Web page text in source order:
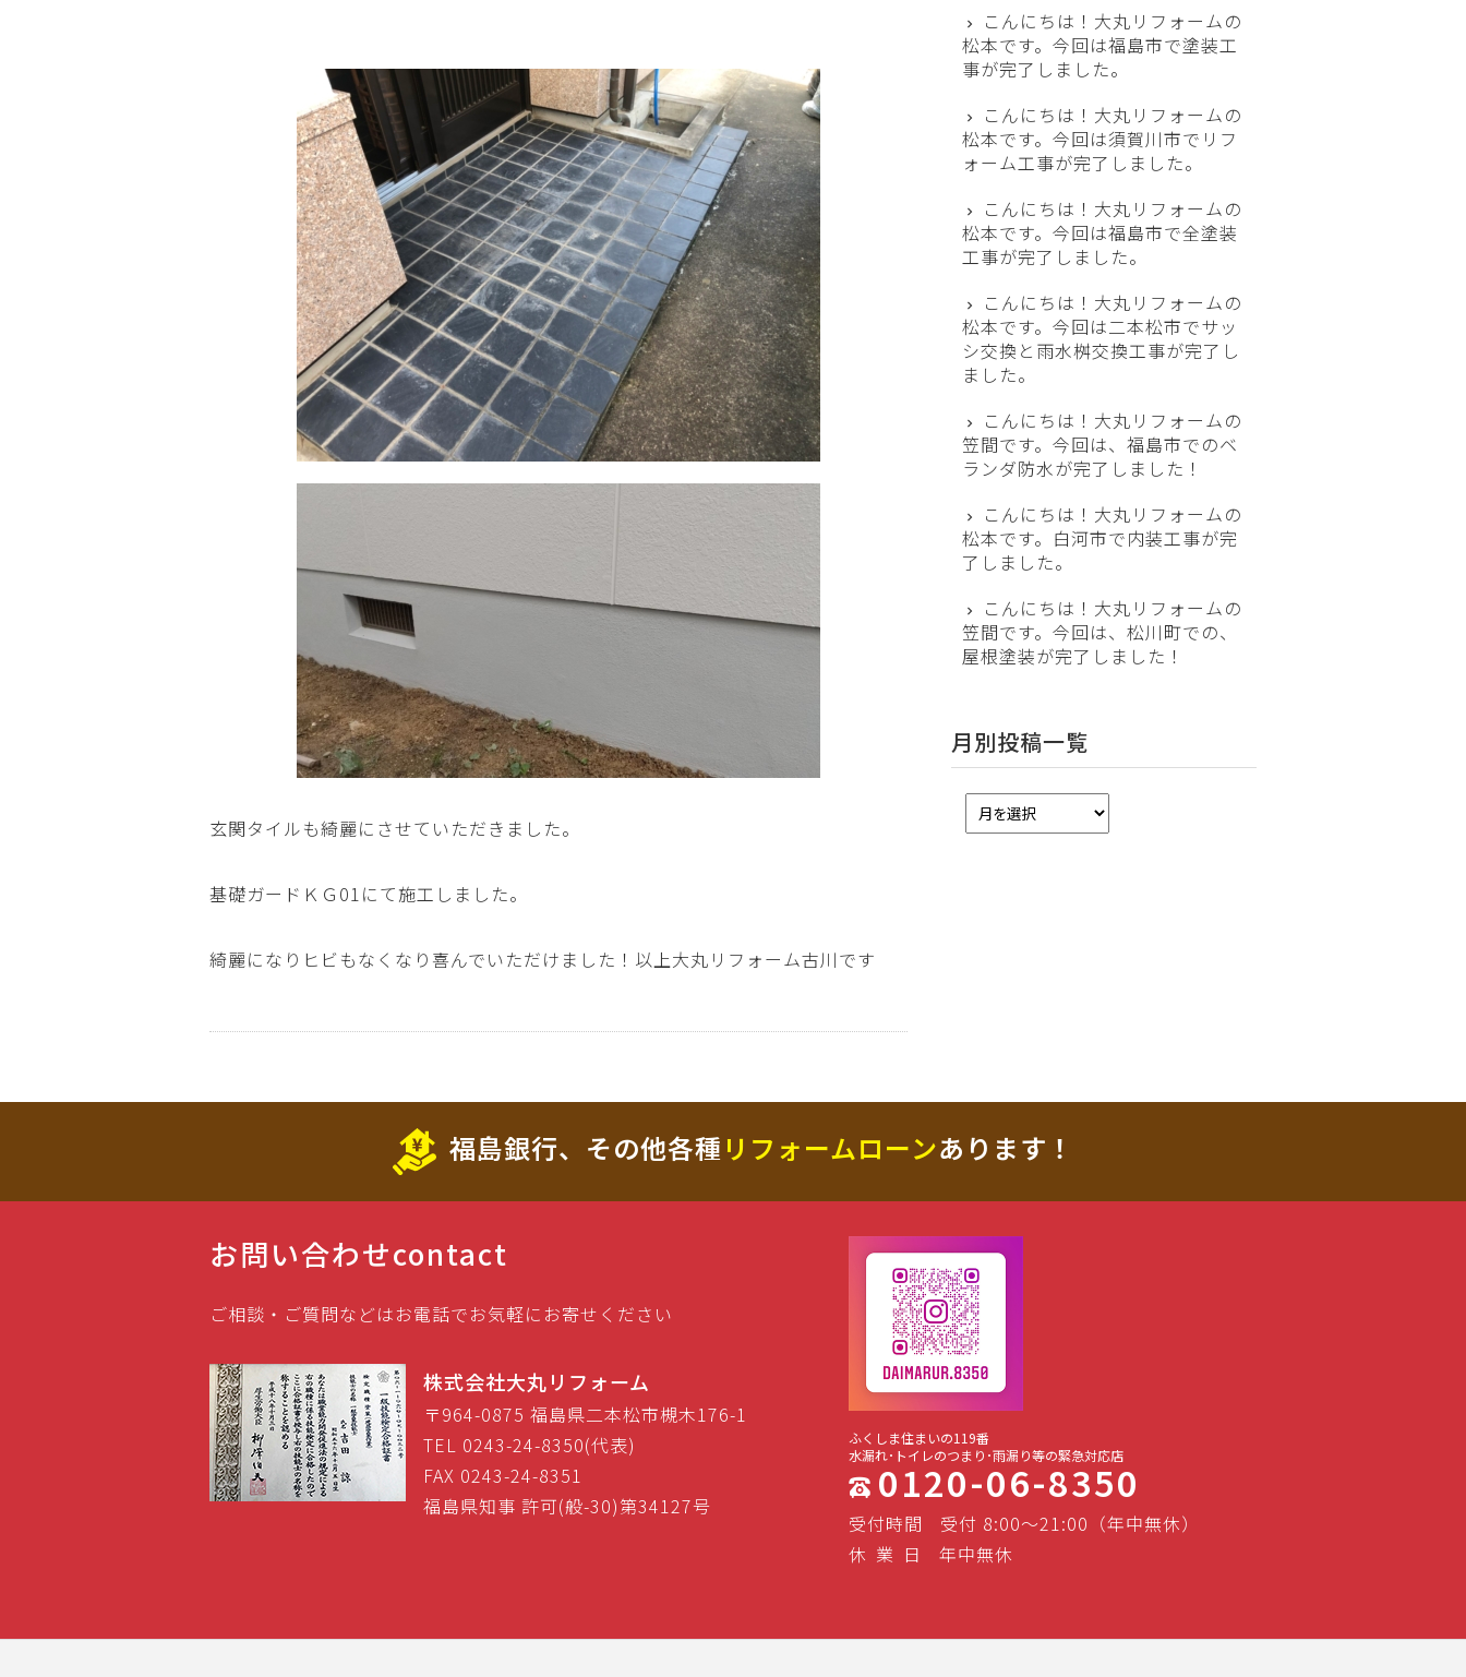
玄関タイルも綺麗にさせていただきました。
基礎ガードＫＧ01にて施工しました。
綺麗になりヒビもなくなり喜んでいただけました！以上大丸リフォーム古川です
こんにちは！大丸リフォームの
松本です。今回は福島市で塗装工
事が完了しました。
こんにちは！大丸リフォームの
松本です。今回は須賀川市でリフ
ォーム工事が完了しました。
こんにちは！大丸リフォームの
松本です。今回は福島市で全塗装
工事が完了しました。
こんにちは！大丸リフォームの
松本です。今回は二本松市でサッ
シ交換と雨水桝交換工事が完了し
ました。
こんにちは！大丸リフォームの
笠間です。今回は、福島市でのベ
ランダ防水が完了しました！
こんにちは！大丸リフォームの
松本です。白河市で内装工事が完
了しました。
こんにちは！大丸リフォームの
笠間です。今回は、松川町での、
屋根塗装が完了しました！
月別投稿一覧
福島銀行、その他各種 リフォームローンあります！
お問い合わせcontact
ご相談・ご質問などはお電話でお気軽にお寄せください
株式会社大丸リフォーム
〒964-0875 福島県二本松市槻木176-1
TEL 0243-24-8350(代表)
FAX 0243-24-8351
福島県知事 許可(般-30)第34127号
ふくしま住まいの119番
水漏れ･トイレのつまり･雨漏り等の緊急対応店
0120-06-8350
受付時間
受付 8:00～21:00（年中無休）
休 業 日 年中無休